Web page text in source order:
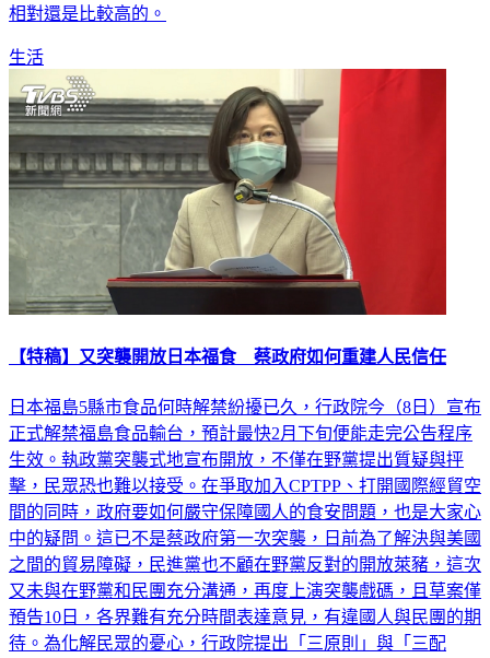
相對還是比較高的。
生活
【特稿】又突襲開放日本福食 蔡政府如何重建人民信任
日本福島5縣市食品何時解禁紛擾已久，行政院今（8日）宣布
正式解禁福島食品輸台，預計最快2月下旬便能走完公告程序
生效。執政黨突襲式地宣布開放，不僅在野黨提出質疑與抨
擊，民眾恐也難以接受。在爭取加入CPTPP、打開國際經貿空
間的同時，政府要如何嚴守保障國人的食安問題，也是大家心
中的疑問。這已不是蔡政府第一次突襲，日前為了解決與美國
之間的貿易障礙，民進黨也不顧在野黨反對的開放萊豬，這次
又未與在野黨和民團充分溝通，再度上演突襲戲碼，且草案僅
預告10日，各界難有充分時間表達意見，有違國人與民團的期
待。為化解民眾的憂心，行政院提出「三原則」與「三配